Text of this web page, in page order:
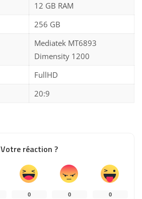
12 GB RAM
256 GB
Mediatek MT6893
Dimensity 1200
FullHD
20:9
Votre réaction ?
0 0 0